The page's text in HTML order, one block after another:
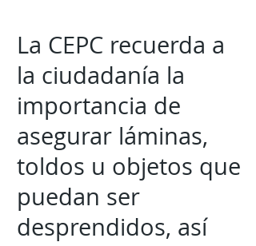
La CEPC recuerda a
la ciudadanía la
importancia de
asegurar láminas,
toldos u objetos que
puedan ser
desprendidos, así